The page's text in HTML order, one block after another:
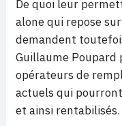
De quoi leur
alone qui repose
demandent
Guillaume Poupard
opérateurs de
actuels qui
et ainsi rentabilisés.